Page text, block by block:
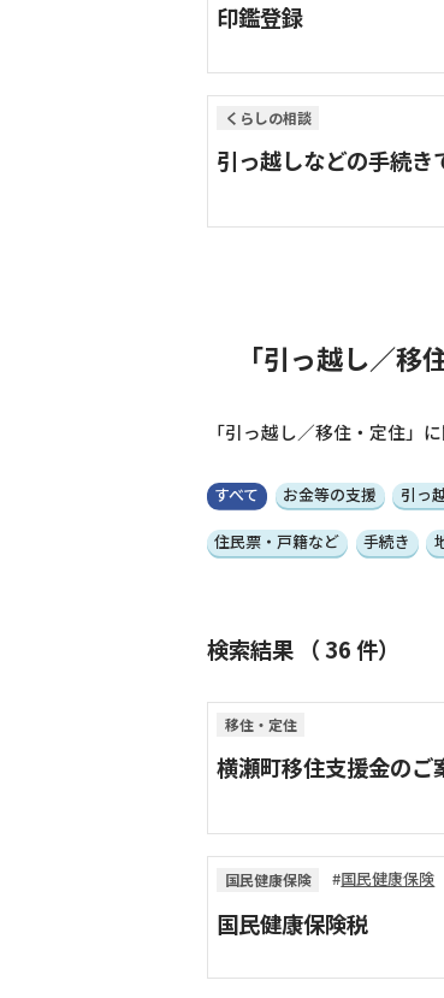
印鑑登録
くらしの相談
引っ越しなどの手続き
「引っ越し／
「引っ越し／移住・定住」
すべて お金等の支援 引っ
住民票・戸籍など 手続き
検索結果 （ 36件）
移住・定住
横瀬町移住支援金のご
国民健康保険 国民健康保険
国民健康保険税